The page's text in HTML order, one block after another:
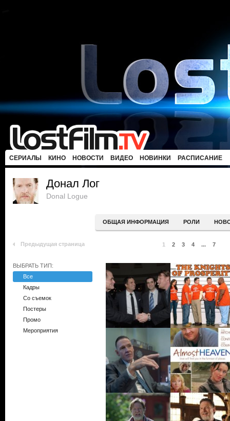
СЕРИАЛЫ КИНО НОВОСТИ ВИДЕО НОВИНКИ РАСПИСАНИЕ
Донал Лог
Donal Logue
ОБЩАЯ ИНФОРМАЦИЯ РОЛИ
Предыдущая страница 1 2 3 4 ... 7
ВЫБРАТЬ ТИП:
Все
Кадры
Со съемок
Постеры
Промо
Мероприятия